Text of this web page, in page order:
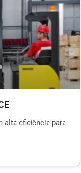
alta eficiência para